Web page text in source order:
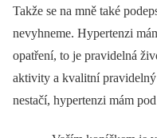
Takže se na mně také
nevyhneme. Hypertenzi
opatření, to je pravidelná
aktivity a kvalitní
nestačí, hypertenzi mám